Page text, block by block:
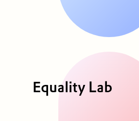
Equality Lab